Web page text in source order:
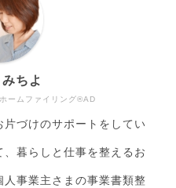
ームファイリング®AD
ちよ
づけのサポートをしてい
暮らしと仕事を整えるお
事業主さまの事業書類整